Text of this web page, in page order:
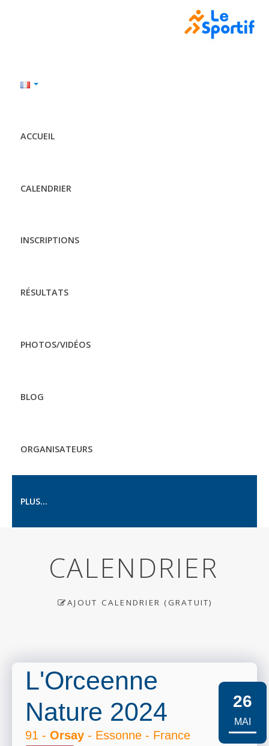
ACCUEIL
CALENDRIER
INSCRIPTIONS
RÉSULTATS
PHOTOS/VIDÉOS
BLOG
ORGANISATEURS
PLUS...
CALENDRIER
AJOUT CALENDRIER (GRATUIT)
L'Orceenne
Nature 2024
91 - Orsay - Essonne - France
26
MAI